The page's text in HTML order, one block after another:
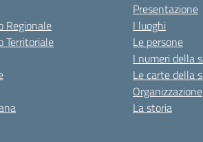
Regionale
Territoriale
Presentazione
I luoghi
Le persone
I numeri della
Le carte della
Organizzazione
La storia